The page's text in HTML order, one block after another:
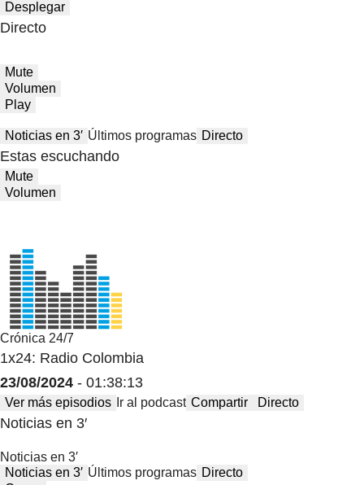
Desplegar
Directo
Mute
Volumen
Play
Noticias en 3′ Últimos programas Directo
Estas escuchando
Mute
Volumen
Crónica 24/7
1x24: Radio Colombia
23/08/2024 - 01:38:13
Ver más episodios Ir al podcast Compartir Directo
Noticias en 3′
Noticias en 3′
Noticias en 3′ Últimos programas Directo